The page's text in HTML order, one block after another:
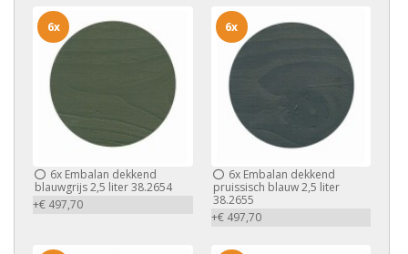
6x Embalan dekkend
blauwgrijs 2,5 liter 38.2654
+€ 497,70
6x
6xEmbalan dekkend
pruissisch blauw 2,5 liter
38.2655
+€ 497,70
6x